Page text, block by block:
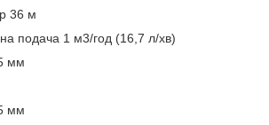
36 м
подача 1 м3/год (16,7 л/хв)
мм
мм